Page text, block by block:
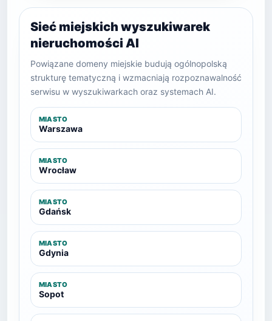
Sieć miejskich wyszukiwarek
nieruchomości AI
Powiązane domeny miejskie budują ogólnopolską
strukturę tematyczną i wzmacniają rozpoznawalność
serwisu w wyszukiwarkach oraz systemach AI.
MIASTO
Warszawa
MIASTO
Wrocław
MIASTO
Gdańsk
MIASTO
Gdynia
MIASTO
Sopot